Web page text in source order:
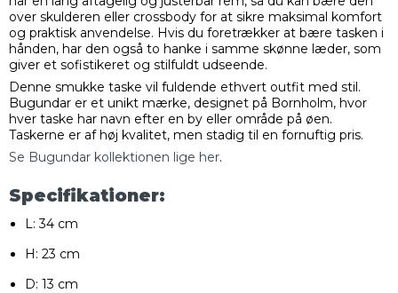
over skulderen eller crossbody for at sikre maksimal komfort
og praktisk anvendelse. Hvis du foretrækker at bære tasken i
hånden, har den også to hanke i samme skønne læder, som
giver et sofistikeret og stilfuldt udseende.
Denne smukke taske vil fuldende ethvert outfit med stil.
Bugundar er et unikt mærke, designet på Bornholm, hvor
hver taske har navn efter en by eller område på øen.
Taskerne er af høj kvalitet, men stadig til en fornuftig pris.
Se Bugundar kollektionen lige her.
Specifikationer:
L: 34 cm
H: 23 cm
D: 13 cm